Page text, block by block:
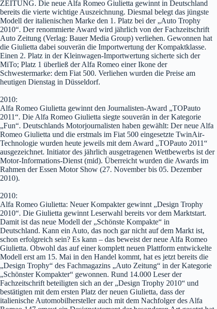
ZEITUNG. Die neue Alfa Romeo Giulietta gewinnt in Deutschland
bereits die vierte wichtige Auszeichnung. Diesmal belegt das jüngste
Modell der italienischen Marke den 1. Platz bei der „Auto Trophy
2010“. Der renommierte Award wird jährlich von der Fachzeitschrift
Auto Zeitung (Verlag: Bauer Media Group) verliehen. Gewonnen hat
die Giulietta dabei souverän die Importwertung der Kompaktklasse.
Einen 2. Platz in der Kleinwagen-Importwertung sicherte sich der
MiTo; Platz 1 überließ der Alfa Romeo einer Ikone der
Schwestermarke: dem Fiat 500. Verliehen wurden die Preise am
heutigen Dienstag in Düsseldorf.
2010:
Alfa Romeo Giulietta gewinnt den Journalisten-Award „TOPauto
2011“. Die Alfa Romeo Giulietta siegte souverän in der Kategorie
„Fun“. Deutschlands Motorjournalisten haben gewählt: Der neue Alfa
Romeo Giulietta und die erstmals im Fiat 500 eingesetzte TwinAir-
Techno­logie wurden heute jeweils mit dem Award „TOPauto 2011“
ausgezeichnet. Initiator des jährlich ausgetragenen Wettbewerbs ist der
Motor-Infor­mations-Dienst (mid). Überreicht wurden die Awards im
Rahmen der Essen Motor Show (27. November bis 05. Dezember
2010).
2010:
Alfa Romeo Giulietta: Neuer Kompakter gewinnt „Design Trophy
2010“. Die Giulietta gewinnt Leserwahl bereits vor dem Marktstart.
Damit ist das neue Modell der „Schönste Kompakte“ in
Deutschland. Kann ein Auto, das noch gar nicht auf dem Markt ist,
schon erfolgreich sein? Es kann – das beweist der neue Alfa Romeo
Giulietta. Obwohl das auf einer komplett neuen Plattform entwickelte
Modell erst am 15. Mai in den Handel kommt, hat es jetzt bereits die
„Design Trophy“ des Fachmagazins „Auto Zeitung“ in der Kategorie
„Schönster Kompakter“ gewonnen. Rund 14.000 Leser der
Fachzeitschrift beteiligten sich an der „Design Trophy 2010“ und
bestätigten mit dem ersten Platz der neuen Giulietta, dass der
italienische Automobilhersteller auch mit dem Nachfolger des Alfa